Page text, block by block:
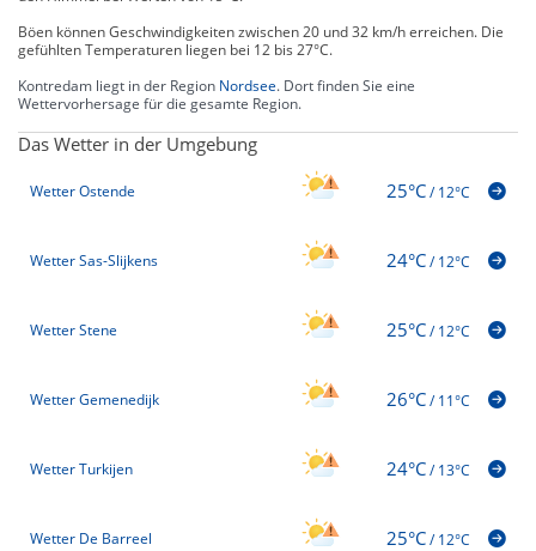
Böen können Geschwindigkeiten zwischen 20 und 32 km/h erreichen. Die
gefühlten Temperaturen liegen bei 12 bis 27°C.
Kontredam liegt in der Region Nordsee. Dort finden Sie eine
Wettervorhersage für die gesamte Region.
Das Wetter in der Umgebung
Wetter Ostende 25°C/12°C
Wetter Sas-Slijkens 24°C/12°C
Wetter Stene 25°C/12°C
Wetter Gemenedijk 26°C/11°C
Wetter Turkijen 24°C/13°C
Wetter De Barreel 25°C/12°C